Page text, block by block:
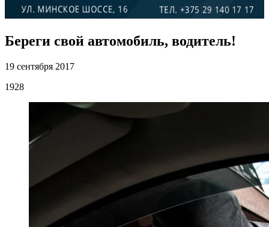
Береги свой автомобиль, водитель!
19 сентября 2017
1928